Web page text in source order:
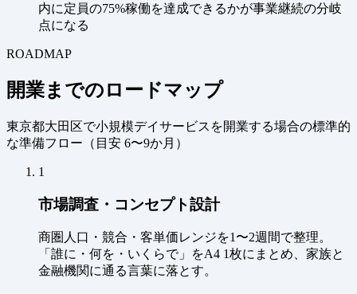
内に定員の75%稼働を達成できるかが事業継続の分岐
点になる
ROADMAP
開業までのロードマップ
東京都大田区で小規模デイサービスを開業する場合の標準的
な準備フロー（ 目安 6〜9か月 ）
1
市場調査・コンセプト設計
商圏人口・競合・客単価レンジを1〜2週間で整理。
「誰に・何を・いくらで」をA4 1枚にまとめ、家族と
金融機関に通る言葉に落とす。